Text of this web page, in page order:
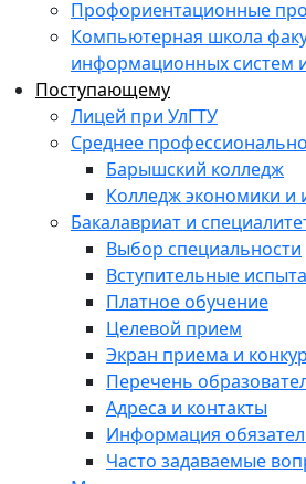
Профориентационные
Компьютерная школа
информационных систем
Поступающему
Лицей при УлГТУ
Среднее
Барышский колледж
Колледж экономики и
Бакалавриат и
Выбор специальности
Вступительные
Платное обучение
Целевой прием
Экран приема и
Перечень
Адреса и контакты
Информация
Часто задаваемые